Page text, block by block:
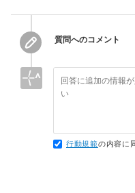
質問へのコメント
行動規範の内容に